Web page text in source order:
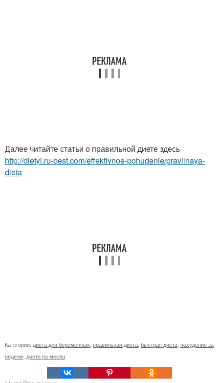
Далее читайте статьи о правильной диете здесь
http://dietyi.ru-best.com/effektivnoe-pohudenie/pravilnaya-
dieta
Категории: диета для беременных правильная диета быстрая диета похудение за
неделю диета на месяц